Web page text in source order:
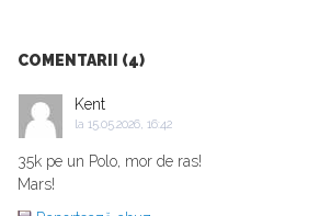
COMENTARII (4)
Kent
la 15.05.2026, 16:42
35k pe un Polo, mor de ras!
Mars!